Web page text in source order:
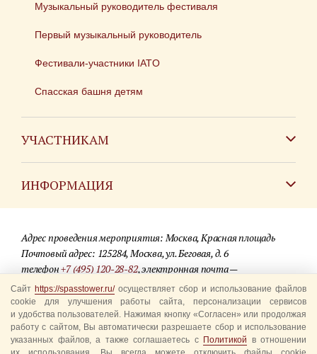
Музыкальный руководитель фестиваля
Первый музыкальный руководитель
Фестивали-участники IATO
Спасская башня детям
УЧАСТНИКАМ
ИНФОРМАЦИЯ
Для СМИ
Где купить билеты
Акции
Вопрос-ответ
Адрес проведения мероприятия: Москва, Красная площадь
Почтовый адрес: 125284, Москва, ул. Беговая, д. 6
телефон+7 (495) 120-28-82, электронная почта —
info@spasstower.ru
© 2009-2025 Официальный сайт фестиваля «Спасская башня»
Разработка сайта —студия «Сибирикс»
Сайт https://spasstower.ru/осуществляет сбор и использование файлов
cookie для улучшения работы сайта, персонализации сервисов
и удобства пользователей. Нажимая кнопку «Согласен» или продолжая
работу с сайтом, Вы автоматически разрешаете сбор и использование
указанных файлов, а также соглашаетесь с Политикой в отношении